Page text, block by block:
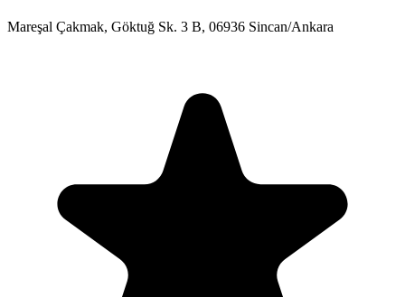
Mareşal Çakmak, Göktuğ Sk. 3 B, 06936 Sincan/Ankara